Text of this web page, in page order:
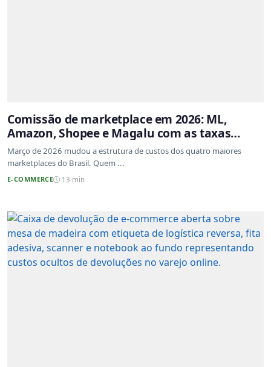
Comissão de marketplace em 2026: ML,
Amazon, Shopee e Magalu com as taxas
atualizadas
Março de 2026 mudou a estrutura de custos dos quatro maiores
marketplaces do Brasil. Quem ...
E-COMMERCE 13 min